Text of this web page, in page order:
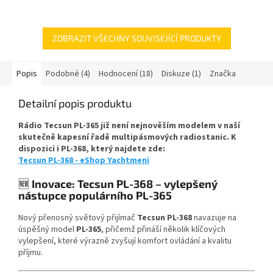
ZOBRAZIT VŠECHNY SOUVISEJÍCÍ PRODUKTY
Popis Podobné (4) Hodnocení (18) Diskuze (1) Značka
Detailní popis produktu
Rádio Tecsun PL-365 již není nejnověším modelem v naší
skutečně kapesní řadě multipásmových radiostanic. K
dispozici i PL-368, který najdete zde:
Tecsun PL-368 - eShop Yachtmeni
🆕 Inovace: Tecsun PL-368 – vylepšený
nástupce populárního PL-365
Nový přenosný světový přijímač Tecsun PL-368navazuje na
úspěšný model PL-365, přičemž přináší několik klíčových
vylepšení, které výrazně zvyšují komfort ovládání a kvalitu
příjmu.